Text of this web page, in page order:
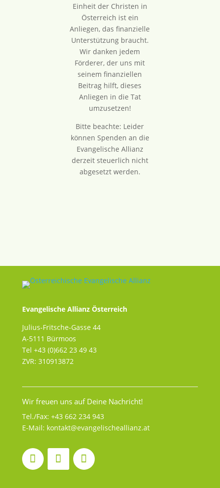
Einheit der Christen in
Österreich ist ein
Anliegen, das finanzielle
Unterstützung braucht.
Wir danken jedem
Förderer, der uns mit
seinem finanziellen
Beitrag hilft, dieses
Anliegen in die Tat
umzusetzen!
Bitte beachte: Leider
können Spenden an die
Evangelische Allianz
derzeit steuerlich nicht
abgesetzt werden.
Evangelische Allianz Österreich
Julius-Fritsche-Gasse 44
A-5111 Bürmoos
Tel +43 (0)662 23 49 43
ZVR: 310913872
Wir freuen uns auf Deine Nachricht!
Tel./Fax: +43 662 234 943
E-Mail: kontakt@evangelischeallianz.at